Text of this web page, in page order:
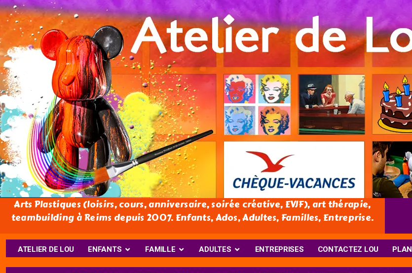
Arts Plastiques (loisirs, cours, anniversaire, soirée créative, EVJF), art thérapie,
teambuilding à Reims depuis 2007. Enfants, Ados, Adultes, Familles, Entreprise.
ATELIER DE LOU ENFANTS FAMILLE ADULTES ENTREPRISES CONTACTEZ LOU PLAN